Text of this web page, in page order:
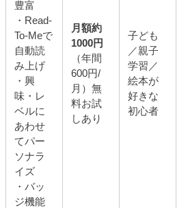
豊富
・Read-
To-Meで
自動読
み上げ
・興
味・レ
ベルに
あわせ
てパー
ソナラ
イズ
・バッ
ジ機能
月額約
1000円
（年間
600円/
月）無
料お試
しあり
子ども
／親子
学習／
絵本が
好きな
初心者